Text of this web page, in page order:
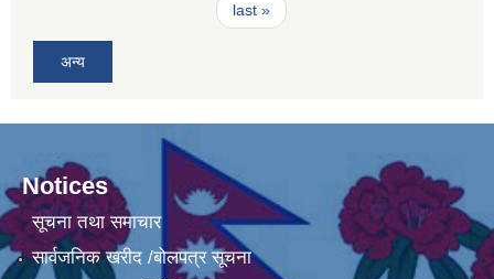
last »
अन्य
Notices
सूचना तथा समाचार
सार्वजनिक खरीद /बोलपत्र सूचना